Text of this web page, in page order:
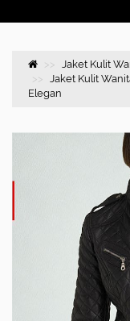
Jaket Kulit
Jaket Kulit
Elegan